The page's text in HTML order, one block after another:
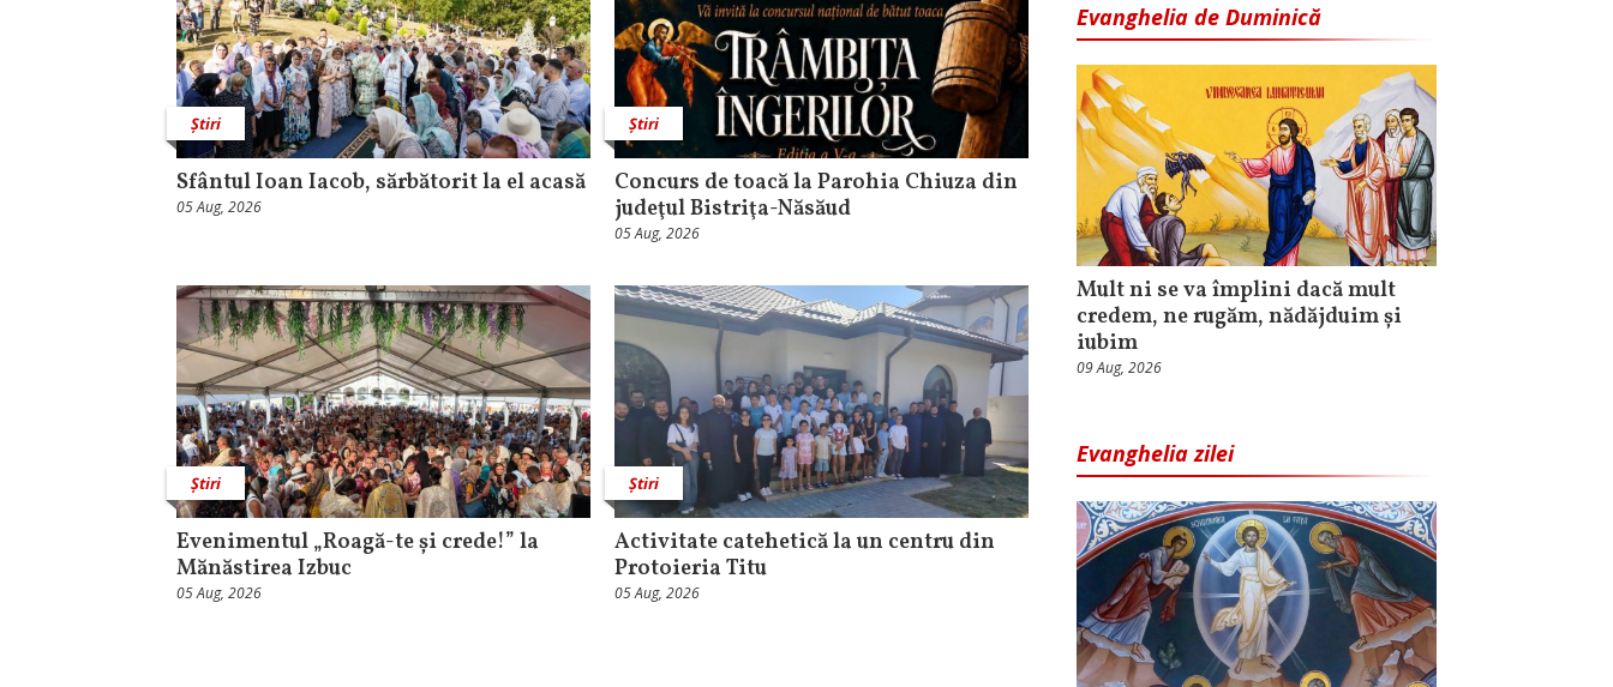
Știri
Sfântul Ioan Iacob, sărbătorit la el acasă
05 Aug, 2026
Știri
​Concurs de toacă la Parohia Chiuza din
judeţul Bistriţa-Năsăud
05 Aug, 2026
Știri
Evenimentul „Roagă-te și crede!” la
Mănăstirea Izbuc
05 Aug, 2026
Știri
Activitate catehetică la un centru din
Protoieria Titu
05 Aug, 2026
Evanghelia de Duminică
Mult ni se va împlini dacă mult
credem, ne rugăm, nădăjduim și
iubim
09 Aug, 2026
Evanghelia zilei